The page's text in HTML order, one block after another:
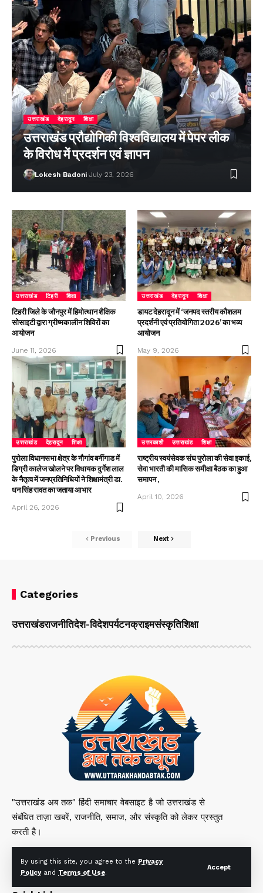
By using this site, you agree to the Privacy
Policyand Terms of Use.
Accept
उत्तराखंड देहरादून शिक्षा
उत्तराखंड प्रौद्योगिकी विश्वविद्यालय में पेपर लीक
के विरोध में प्रदर्शन एवं ज्ञापन
Lokesh Badoni July 23, 2026
उत्तराखंड टिहरी शिक्षा
टिहरी जिले के जौनपुर में हिमोत्थान शैक्षिक
सोसाइटी द्वारा ग्रीष्मकालीन शिविरों का
आयोजन
June 11, 2026
उत्तराखंड देहरादून शिक्षा
डायट देहरादून में ‘जनपद स्तरीय कौशलम
प्रदर्शनी एवं प्रतियोगिता 2026’ का भव्य
आयोजन
May 9, 2026
उत्तराखंड देहरादून शिक्षा
पुरोला विधानसभा क्षेत्र के नौगांव बर्नीगाड में
डिग्री कालेज खोलने पर विधायक दुर्गेश लाल
के नैतृत्व में जनप्रतिनिधियों ने शिक्षामंत्री डा.
धन सिंह रावत का जताया आभार
April 26, 2026
उत्तरकाशी उत्तराखंड शिक्षा
राष्ट्रीय स्वयंसेवक संघ पुरोला की सेवा इकाई,
सेवा भारती की मासिक समीक्षा बैठक का हुआ
समापन ,
April 10, 2026
Previous Next
Categories
उत्तराखंडराजनीतिदेश-विदेशपर्यटनक्राइमसंस्कृतिशिक्षा
"उत्तराखंड अब तक" हिंदी समाचार वेबसाइट है जो उत्तराखंड से
संबंधित ताज़ा खबरें, राजनीति, समाज, और संस्कृति को लेकर प्रस्तुत
करती है।